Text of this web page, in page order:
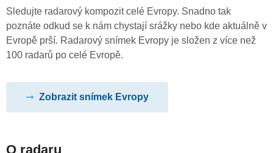
Sledujte radarový kompozit celé Evropy. Snadno tak
poznáte odkud se k nám chystají srážky nebo kde aktuálně v
Evropě prší. Radarový snímek Evropy je složen z více než
100 radarů po celé Evropě.
Zobrazit snímek Evropy
O radaru